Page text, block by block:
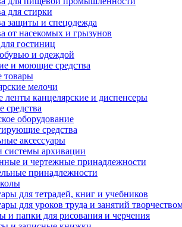
для стирки
защиты и спецодежда
от насекомых и грызунов
гостиниц
и одеждой
и моющие средства
товары
мелочи
ленты канцелярские и диспенсеры
средства
оборудование
средства
аксессуары
системы архивации
и чертежные принадлежности
принадлежности
для тетрадей, книг и учебников
для уроков труда и занятий
и папки для рисования и черчения